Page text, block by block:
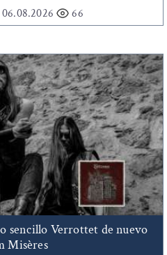
06.08.2026 66
sencillo Verrottet de nuevo
Misères